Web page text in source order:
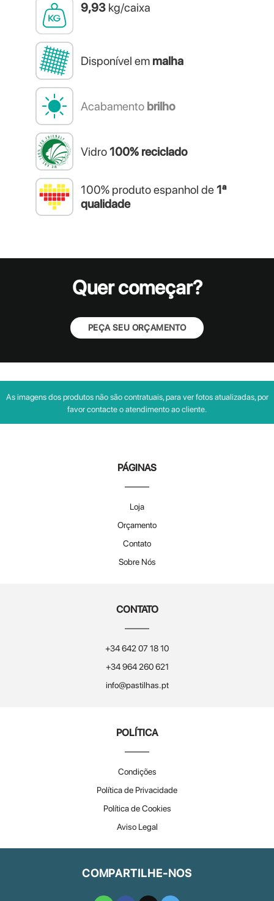
9,93 kg/caixa
Disponível em malha
Acabamento brilho
Vidro100% reciclado
100% produto espanhol de1ª
qualidade
Quer começar?
PEÇA SEU ORÇAMENTO
As imagens dos produtos não são contratuais, para ver fotos atualizadas, por
favor contacte o atendimento ao cliente.
PÁGINAS
Loja
Orçamento
Contato
Sobre Nós
CONTATO
+34 642 07 18 10
+34 964 260 621
info@pastilhas.pt
POLÍTICA
Condições
Política de Privacidade
Política de Cookies
Aviso Legal
COMPARTILHE-NOS